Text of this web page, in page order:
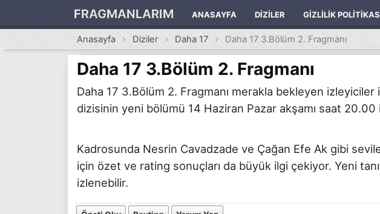
FRAGMANLARIM ANASAYFA DIZILER GIZLILIK
Anasayfa Diziler Daha 17 Daha 17 3.Bölüm 2. Fragmanı
Daha 17 3.Bölüm 2. Fragmanı
Daha 17 3.Bölüm 2. Fragmanı merakla bekleyen izleyiciler
dizisinin yeni bölümü 14 Haziran Pazar akşamı saat
Kadrosunda Nesrin Cavadzade ve Çağan Efe Ak gibi
için özet ve rating sonuçları da büyük ilgi çekiyor. Yeni
izlenebilir.